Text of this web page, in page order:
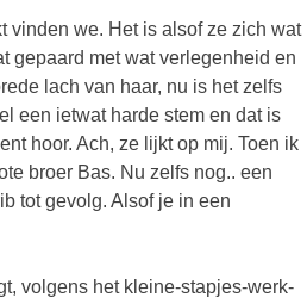
vinden we. Het is alsof ze zich wat
gepaard met wat verlegenheid en
lach van haar, nu is het zelfs
een ietwat harde stem en dat is
hoor. Ach, ze lijkt op mij. Toen ik
broer Bas. Nu zelfs nog.. een
tot gevolg. Alsof je in een
volgens het kleine-stapjes-werk-